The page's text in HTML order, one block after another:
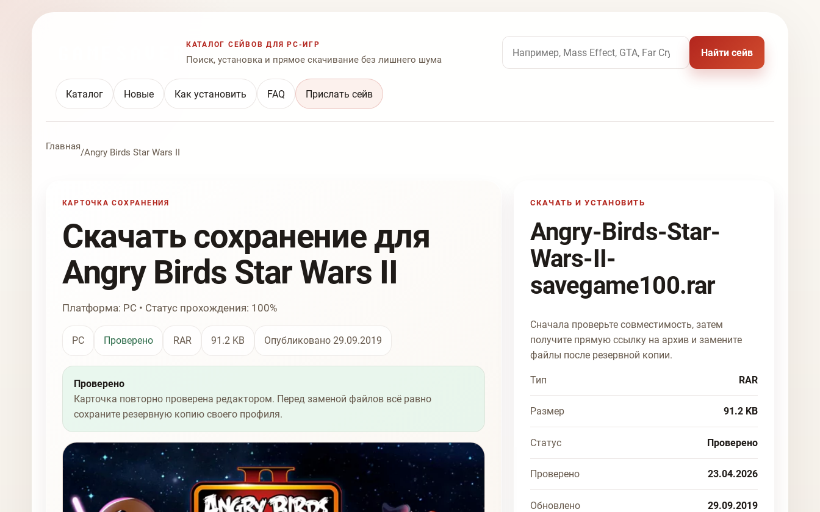
КАТАЛОГ СЕЙВОВ ДЛЯ PC-ИГР
Поиск, установка и прямое скачивание без лишнего шума
Поиск по названию игры
Найти сейв
Каталог Новые Как установить FAQ Прислать сейв
Главная
/Angry Birds Star Wars II
КАРТОЧКА СОХРАНЕНИЯ
Скачать сохранение для
Angry Birds Star Wars II
Платформа: PC • Статус прохождения: 100%
PC Проверено RAR 91.2 KB Опубликовано 29.09.2019
Проверено
Карточка повторно проверена редактором. Перед заменой файлов всё равно
сохраните резервную копию своего профиля.
СКАЧАТЬ И УСТАНОВИТЬ
Angry-Birds-Star-
Wars-II-
savegame100.rar
Сначала проверьте совместимость, затем
получите прямую ссылку на архив и замените
файлы после резервной копии.
Тип RAR
Размер 91.2 KB
Статус Проверено
Проверено 23.04.2026
Обновлено 29.09.2019